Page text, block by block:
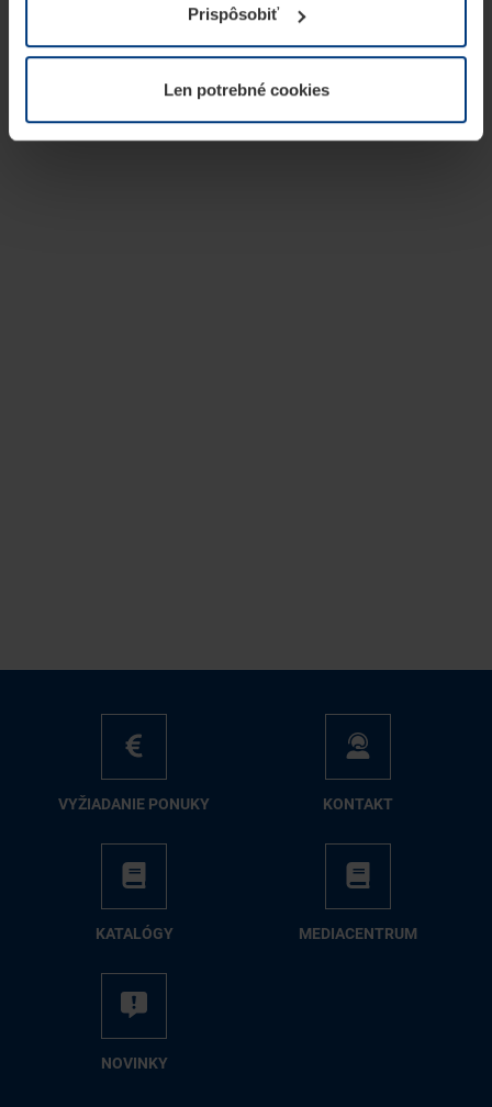
potrebujeme Vaše povolenie. Vaše povolenie môžete
kedykoľvek zmeniť alebo odvolať vo vysvetlení cookie
našej webovej stránky.
Prispôsobiť
Len potrebné cookies
VY­ŽIA­DA­NIE PO­NU­KY KON­TAKT
KA­TA­LÓ­GY ME­DIA­CEN­TRUM
NO­VIN­KY